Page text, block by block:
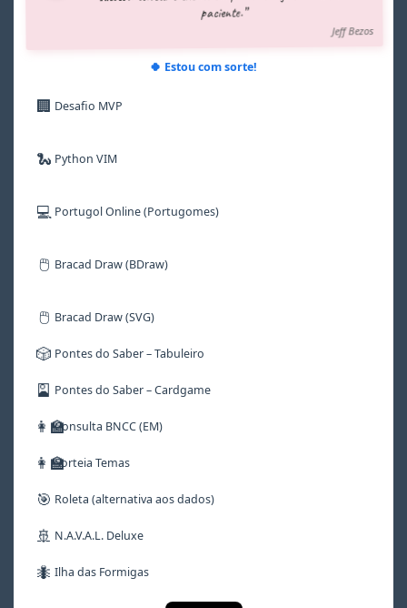
9
9
9
paciente.”
Jeff Bezos
🍀 Estou com sorte!
🏢 Desafio MVP
🐍 Python VIM
💻 Portugol Online (Portugomes)
🖱️ Bracad Draw (BDraw)
🖱️ Bracad Draw (SVG)
🎲 Pontes do Saber – Tabuleiro
🎴 Pontes do Saber – Cardgame
👩‍🏫Consulta BNCC (EM)
👩‍🏫Sorteia Temas
🎯 Roleta (alternativa aos dados)
🚢 N.A.V.A.L. Deluxe
🐜 Ilha das Formigas